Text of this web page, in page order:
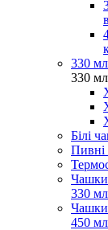
330
330
Білі
Пивні
Чашки
330
Чашки
450